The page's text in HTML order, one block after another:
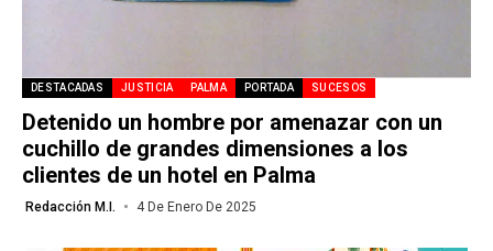
DESTACADAS JUSTICIA PALMA PORTADA SUCESOS
Detenido un hombre por amenazar con un
cuchillo de grandes dimensiones a los
clientes de un hotel en Palma
Redacción M.I. 4 De Enero De 2025